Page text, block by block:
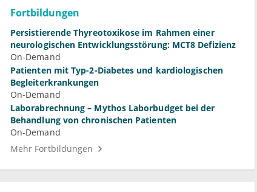
Fortbildungen
Persistierende Thyreotoxikose im Rahmen einer
neurologischen Entwicklungsstörung: MCT8 Defizienz
On-Demand
Patienten mit Typ-2-Diabetes und kardiologischen
Begleiterkrankungen
On-Demand
Laborabrechnung – Mythos Laborbudget bei der
Behandlung von chronischen Patienten
On-Demand
Mehr Fortbildungen